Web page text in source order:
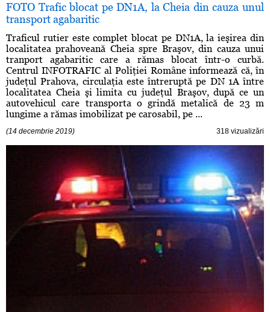
FOTO Trafic blocat pe DN1A, la Cheia din cauza unul
transport agabaritic
Traficul rutier este complet blocat pe DN1A, la ieşirea din
localitatea prahoveană Cheia spre Braşov, din cauza unui
tranport agabaritic care a rămas blocat într-o curbă.
Centrul INFOTRAFIC al Poliţiei Române informează că, în
judeţul Prahova, circulaţia este întreruptă pe DN 1A între
localitatea Cheia şi limita cu judeţul Braşov, după ce un
autovehicul care transporta o grindă metalică de 23 m
lungime a rămas imobilizat pe carosabil, pe ...
(14 decembrie 2019) 318 vizualizări